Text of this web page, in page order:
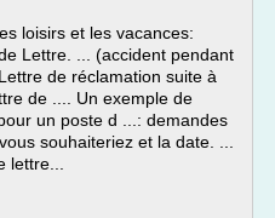
loisirs et les vacances:
Lettre. ... (accident pendant
de réclamation suite à
de .... Un exemple de
un poste d ...: demandes
souhaiteriez et la date. ...